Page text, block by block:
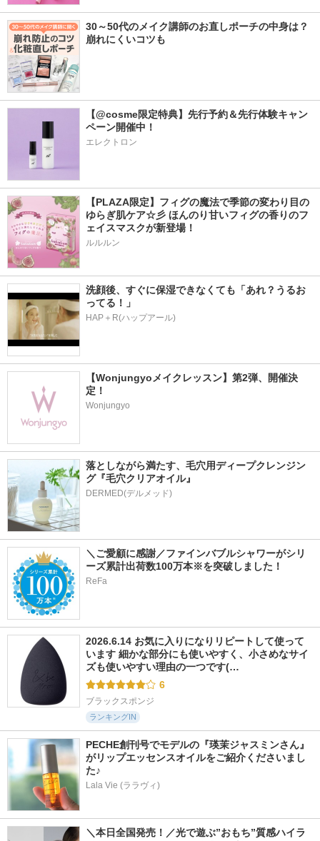
30～50代のメイク講師のお直しポーチの中身は？
崩れにくいコツも
【@cosme限定特典】先行予約＆先行体験キャン
ペーン開催中！
エレクトロン
【PLAZA限定】フィグの魔法で季節の変わり目の
ゆらぎ肌ケア☆彡 ほんのり甘いフィグの香りのフ
ェイスマスクが新登場！
ルルルン
洗顔後、すぐに保湿できなくても「あれ？うるお
ってる！」
HAP＋R(ハップアール)
【Wonjungyoメイクレッスン】第2弾、開催決
定！
Wonjungyo
落としながら満たす、毛穴用ディープクレンジン
グ『毛穴クリアオイル』
＼ご愛顧に感謝／ファインバブルシャワーがシリ
ーズ累計出荷数100万本※を突破しました！
ReFa
2026.6.14 お気に入りになりリピートして使って
います 細かな部分にも使いやすく、小さめなサイ
ズも使いやすい理由の一つです(…
6
ブラックスポンジ
ランキングIN
PECHE創刊号でモデルの『瑛茉ジャスミンさん』
がリップエッセンスオイルをご紹介くださいまし
た♪
Lala Vie (ララヴィ)
＼本日全国発売！／光で遊ぶ”おもち”質感ハイラ